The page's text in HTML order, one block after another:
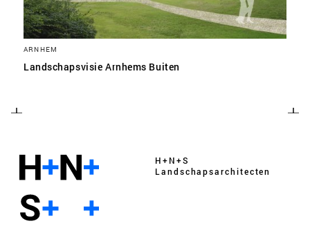
ARNHEM
Landschapsvisie Arnhems Buiten
H+N+S
Landschaps­architecten